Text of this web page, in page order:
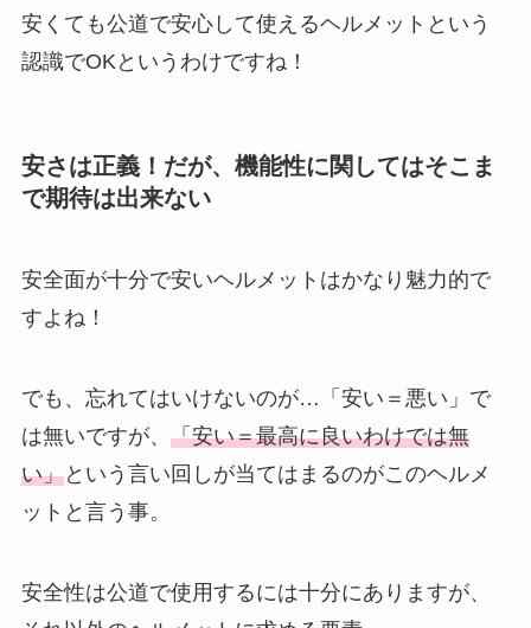
安くても公道で安心して使えるヘルメットという
認識でOKというわけですね！
安さは正義！だが、機能性に関してはそこま
で期待は出来ない
安全面が十分で安いヘルメットはかなり魅力的で
すよね！
でも、忘れてはいけないのが…「安い＝悪い」で
は無いですが、 「安い＝最高に良いわけでは無
い」という言い回しが当てはまるのがこのヘルメ
ットと言う事。
安全性は公道で使用するには十分にありますが、